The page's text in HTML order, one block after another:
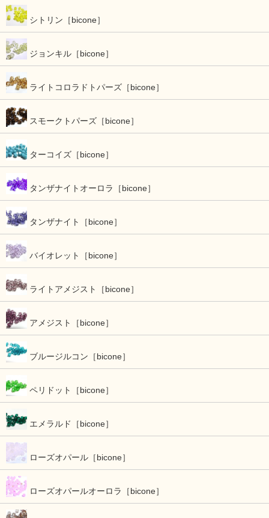
シトリン［bicone］
ジョンキル［bicone］
ライトコロラドトパーズ［bicone］
スモークトパーズ［bicone］
ターコイズ［bicone］
タンザナイトオーロラ［bicone］
タンザナイト［bicone］
バイオレット［bicone］
ライトアメジスト［bicone］
アメジスト［bicone］
ブルージルコン［bicone］
ペリドット［bicone］
エメラルド［bicone］
ローズオパール［bicone］
ローズオパールオーロラ［bicone］